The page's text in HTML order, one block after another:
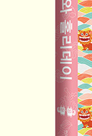
겨라, 오키나와 가정
키나와 스타일 소바
하 시장 뒷골목 탐방
, 전망 좋은 카페 &
위한 가볍고 든든한